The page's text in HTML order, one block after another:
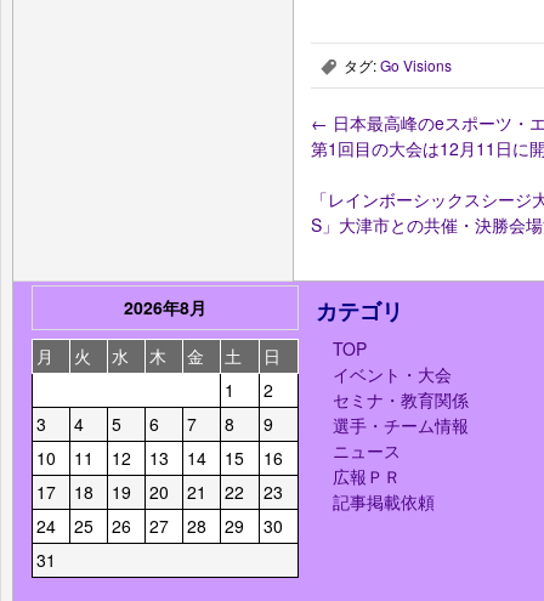
, タグ:Go Visions
← 日本最高峰のeスポーツ・
第1回目の大会は12月11日に
「レインボーシックスシー
S」大津市との共催・決勝会
2026年8月
月
火 水 木 金 土
日
1
2
3
4 5 6 7 8
9
10
11 12 13 14 15
16
17
18 19 20 21 22
23
24
25 26 27 28 29
30
31
カテゴリ
TOP
イベント・大会
セミナ・教育関係
選手・チーム情報
ニュース
広報ＰＲ
記事掲載依頼